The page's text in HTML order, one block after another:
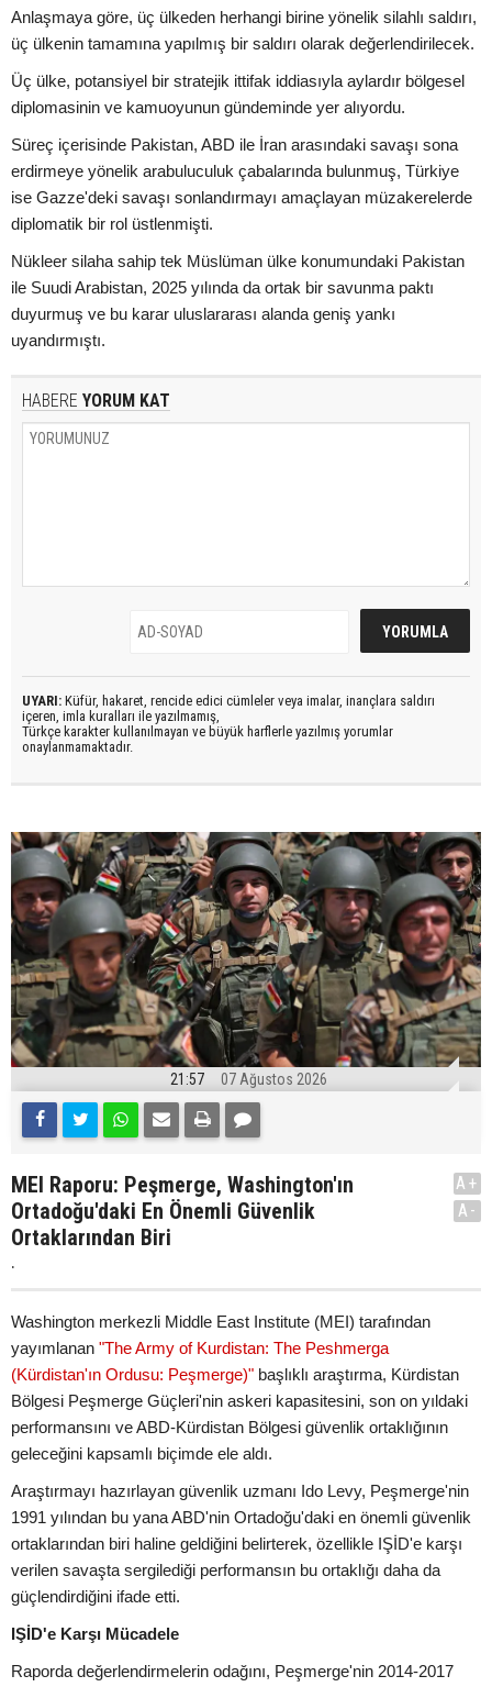
Anlaşmaya göre, üç ülkeden herhangi birine yönelik silahlı saldırı,
üç ülkenin tamamına yapılmış bir saldırı olarak değerlendirilecek.
Üç ülke, potansiyel bir stratejik ittifak iddiasıyla aylardır bölgesel
diplomasinin ve kamuoyunun gündeminde yer alıyordu.
Süreç içerisinde Pakistan, ABD ile İran arasındaki savaşı sona
erdirmeye yönelik arabuluculuk çabalarında bulunmuş, Türkiye
ise Gazze'deki savaşı sonlandırmayı amaçlayan müzakerelerde
diplomatik bir rol üstlenmişti.
Nükleer silaha sahip tek Müslüman ülke konumundaki Pakistan
ile Suudi Arabistan, 2025 yılında da ortak bir savunma paktı
duyurmuş ve bu karar uluslararası alanda geniş yankı
uyandırmıştı.
HABERE YORUM KAT
UYARI: Küfür, hakaret, rencide edici cümleler veya imalar, inançlara saldırı
içeren, imla kuralları ile yazılmamış,
Türkçe karakter kullanılmayan ve büyük harflerle yazılmış yorumlar
onaylanmamaktadır.
21:57 07 Ağustos 2026
MEI Raporu: Peşmerge, Washington'ın
Ortadoğu'daki En Önemli Güvenlik
Ortaklarından Biri
.
A+
A-
Washington merkezli Middle East Institute (MEI) tarafından
yayımlanan "The Army of Kurdistan: The Peshmerga
(Kürdistan'ın Ordusu: Peşmerge)" başlıklı araştırma, Kürdistan
Bölgesi Peşmerge Güçleri'nin askeri kapasitesini, son on yıldaki
performansını ve ABD-Kürdistan Bölgesi güvenlik ortaklığının
geleceğini kapsamlı biçimde ele aldı.
Araştırmayı hazırlayan güvenlik uzmanı Ido Levy, Peşmerge'nin
1991 yılından bu yana ABD'nin Ortadoğu'daki en önemli güvenlik
ortaklarından biri haline geldiğini belirterek, özellikle IŞİD'e karşı
verilen savaşta sergilediği performansın bu ortaklığı daha da
güçlendirdiğini ifade etti.
IŞİD'e Karşı Mücadele
Raporda değerlendirmelerin odağını, Peşmerge'nin 2014-2017